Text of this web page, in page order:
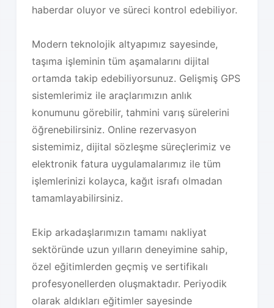
haberdar oluyor ve süreci kontrol edebiliyor.
Modern teknolojik altyapımız sayesinde,
taşıma işleminin tüm aşamalarını dijital
ortamda takip edebiliyorsunuz. Gelişmiş GPS
sistemlerimiz ile araçlarımızın anlık
konumunu görebilir, tahmini varış sürelerini
öğrenebilirsiniz. Online rezervasyon
sistemimiz, dijital sözleşme süreçlerimiz ve
elektronik fatura uygulamalarımız ile tüm
işlemlerinizi kolayca, kağıt israfı olmadan
tamamlayabilirsiniz.
Ekip arkadaşlarımızın tamamı nakliyat
sektöründe uzun yılların deneyimine sahip,
özel eğitimlerden geçmiş ve sertifikalı
profesyonellerden oluşmaktadır. Periyodik
olarak aldıkları eğitimler sayesinde